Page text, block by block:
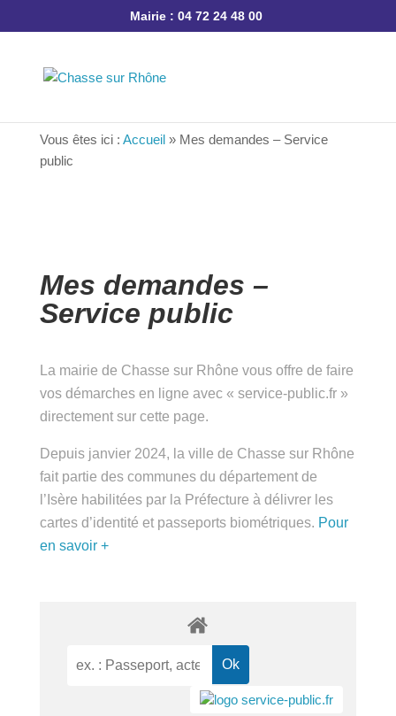
Mairie : 04 72 24 48 00
Vous êtes ici :Accueil»Mes demandes – Service
public
Mes demandes –
Service public
La mairie de Chasse sur Rhône vous offre de
faire vos démarches en ligne avec « service-
public.fr » directement sur cette page.
Depuis janvier 2024, la ville de Chasse sur Rhône
fait partie des communes du département de
l’Isère habilitées par la Préfecture à délivrer les
cartes d’identité et passeports biométriques.Pour
en savoir +